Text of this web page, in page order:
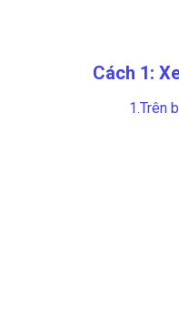
Cách 1:
1.Trên